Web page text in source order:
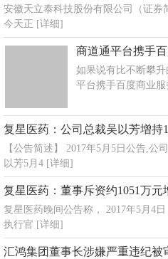
安徽天立泰科技股份有限公司（证券
今天正 [详细]
如果说有比不断攀
平台携手百度商业服
复星医药：公司总裁吴以芳增持
【公告简述】 2017年5月5日公告,公
以芳5月4 [详细]
复星医药：董事斥资约1051万元
复星医药晚间公告称， 2017年5月4
执行官 [详细]